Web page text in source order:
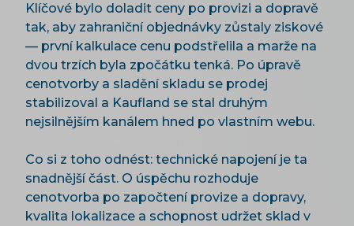
Klíčové bylo doladit ceny po provizi a dopravě
tak, aby zahraniční objednávky zůstaly ziskové
— první kalkulace cenu podstřelila a marže na
dvou trzích byla zpočátku tenká. Po úpravě
cenotvorby a sladění skladu se prodej
stabilizoval a Kaufland se stal druhým
nejsilnějším kanálem hned po vlastním webu.
Co si z toho odnést: technické napojení je ta
snadnější část. O úspěchu rozhoduje
cenotvorba po započtení provize a dopravy,
kvalita lokalizace a schopnost udržet sklad v